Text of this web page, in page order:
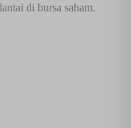
di bursa saham.